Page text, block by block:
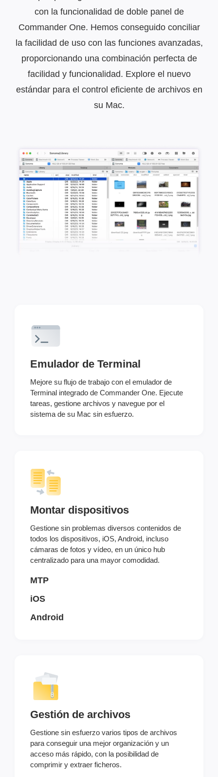
con la funcionalidad de doble panel de
Commander One. Hemos conseguido conciliar
la facilidad de uso con las funciones avanzadas,
proporcionando una combinación perfecta de
facilidad y funcionalidad. Explore el nuevo
estándar para el control eficiente de archivos en
su Mac.
Emulador de Terminal
Mejore su flujo de trabajo con el emulador de
Terminal integrado de Commander One. Ejecute
tareas, gestione archivos y navegue por el
sistema de su Mac sin esfuerzo.
Montar dispositivos
Gestione sin problemas diversos contenidos de
todos los dispositivos, iOS, Android, incluso
cámaras de fotos y vídeo, en un único hub
centralizado para una mayor comodidad.
MTP
iOS
Android
Gestión de archivos
Gestione sin esfuerzo varios tipos de archivos
para conseguir una mejor organización y un
acceso más rápido, con la posibilidad de
comprimir y extraer ficheros.